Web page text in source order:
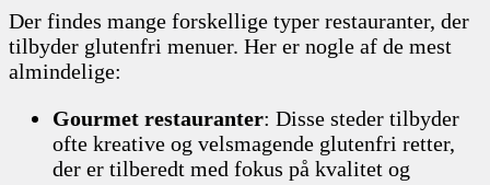
Der findes mange forskellige typer restauranter, der
tilbyder glutenfri menuer. Her er nogle af de mest
almindelige:
Gourmet restauranter: Disse steder tilbyder
ofte kreative og velsmagende glutenfri retter,
der er tilberedt med fokus på kvalitet og